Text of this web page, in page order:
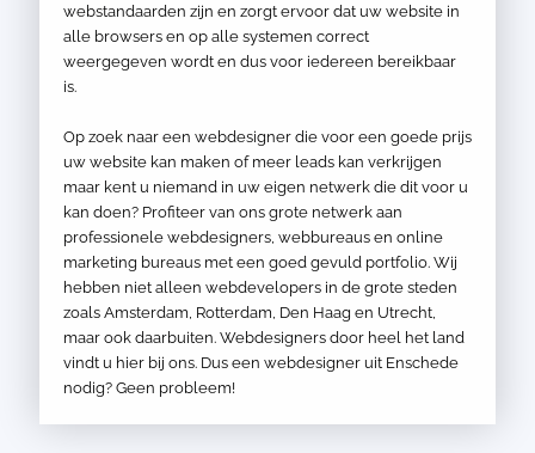
webstandaarden zijn en zorgt ervoor dat uw website in
alle browsers en op alle systemen correct
weergegeven wordt en dus voor iedereen bereikbaar
is.
Op zoek naar een webdesigner die voor een goede prijs
uw website kan maken of meer leads kan verkrijgen
maar kent u niemand in uw eigen netwerk die dit voor u
kan doen? Profiteer van ons grote netwerk aan
professionele webdesigners, webbureaus en online
marketing bureaus met een goed gevuld portfolio. Wij
hebben niet alleen webdevelopers in de grote steden
zoals Amsterdam, Rotterdam, Den Haag en Utrecht,
maar ook daarbuiten. Webdesigners door heel het land
vindt u hier bij ons. Dus een webdesigner uit Enschede
nodig? Geen probleem!